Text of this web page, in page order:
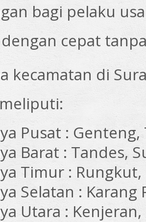
bagi pelaku
cepat
kecamatan di
Pusat :
Barat : Tandes,
Timur :
Selatan :
Utara :